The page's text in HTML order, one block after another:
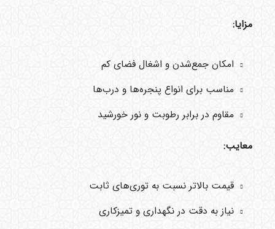
مزایا:
امکان جمع‌شدن و اشغال فضای کم
مناسب برای انواع پنجره‌ها و درب‌ها
مقاوم در برابر رطوبت و نور خورشید
معایب:
قیمت بالاتر نسبت به توری‌های ثابت
نیاز به دقت در نگهداری و تمیزکاری